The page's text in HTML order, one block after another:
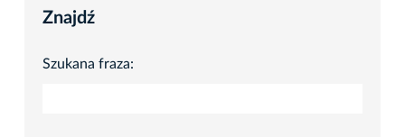
Znajdź
Szukana fraza: